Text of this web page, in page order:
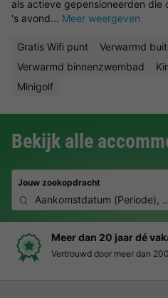
als actieve gepensioneerden
's avond... Meer weergeven
Gratis Wifi punt
Verwarmd
Verwarmd binnenzwembad
Minigolf
Bekijk alle
Jouw zoekopdracht
Aankomstdatum (Periode),
Boek eenvoudig en
Duidelijke prijzen,